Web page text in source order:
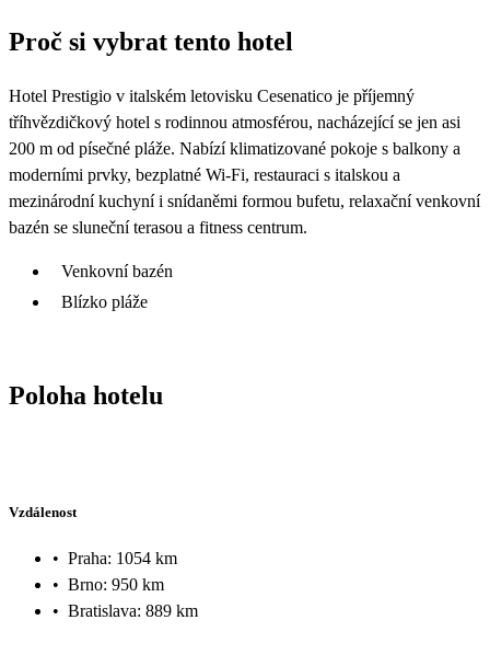
Proč si vybrat tento hotel
Hotel Prestigio v italském letovisku Cesenatico je příjemný
tříhvězdičkový hotel s rodinnou atmosférou, nacházející se jen asi
200 m od písečné pláže. Nabízí klimatizované pokoje s balkony a
moderními prvky, bezplatné Wi-Fi, restauraci s italskou a
mezinárodní kuchyní i snídaněmi formou bufetu, relaxační venkovní
bazén se sluneční terasou a fitness centrum.
Venkovní bazén
Blízko pláže
Poloha hotelu
Vzdálenost
• Praha: 1054 km
• Brno: 950 km
• Bratislava: 889 km